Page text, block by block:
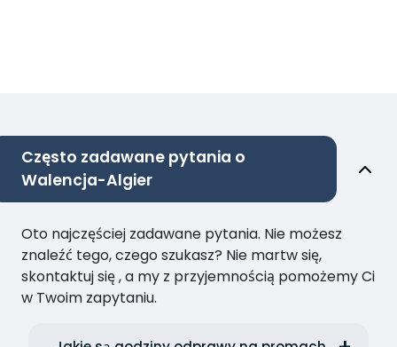
Często zadawane pytania o
Walencja-Algier
Oto najczęściej zadawane pytania. Nie możesz
znaleźć tego, czego szukasz? Nie martw się,
skontaktuj się , a my z przyjemnością pomożemy Ci
w Twoim zapytaniu.